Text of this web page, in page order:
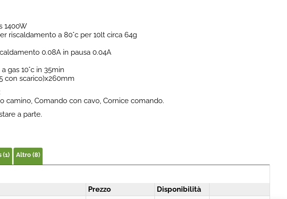
1400W
riscaldamento a 80°c per 10lt circa 64g
0.08A in pausa 0.04A
gas 10°c in 35min
con scarico)x260mm
camino, Comando con cavo, Cornice comando.
a parte.
(1) Altro (8)
Prezzo Disponibilità